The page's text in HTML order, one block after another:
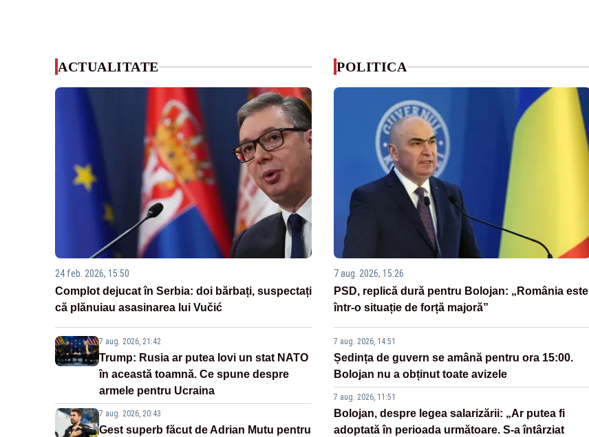
ACTUALITATE
24 feb. 2026, 15:50
Complot dejucat în Serbia: doi bărbați, suspectați
că plănuiau asasinarea lui Vučić
7 aug. 2026, 21:42
Trump: Rusia ar putea lovi un stat NATO
în această toamnă. Ce spune despre
armele pentru Ucraina
7 aug. 2026, 20:43
Gest superb făcut de Adrian Mutu pentru
POLITICA
7 aug. 2026, 15:26
PSD, replică dură pentru Bolojan: „România este
într-o situație de forță majoră”
7 aug. 2026, 14:51
Ședința de guvern se amână pentru ora 15:00.
Bolojan nu a obținut toate avizele
7 aug. 2026, 11:51
Bolojan, despre legea salarizării: „Ar putea fi
adoptată în perioada următoare. S-a întârziat